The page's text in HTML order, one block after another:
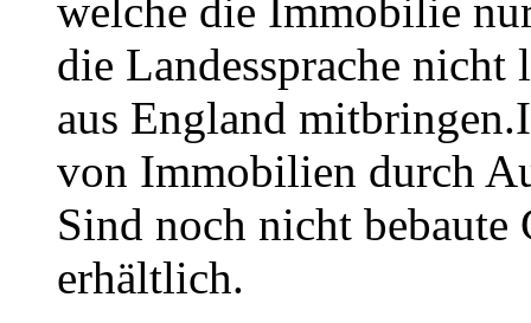
welche die Immobilie
die Landessprache
aus England
von Immobilien durch
Sind noch nicht
erhältlich.